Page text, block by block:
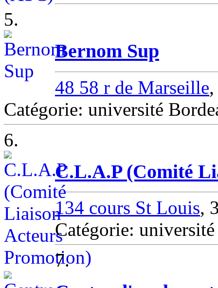
5.
Bernom Sup
48 58 r de Marseille
Catégorie: université
6.
C.L.A.P (Comité
134 cours St Louis,
Catégorie:
7.